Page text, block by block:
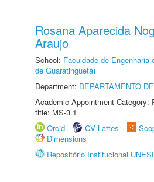
Rosana Aparecida
Araujo
School: Faculdade de Engenharia
de Guaratinguetá)
Department: DEPARTAMENTO
Academic Appointment Category:
title: MS-3.1
Orcid
CV Lattes
Dimensions
Repositório Institucional